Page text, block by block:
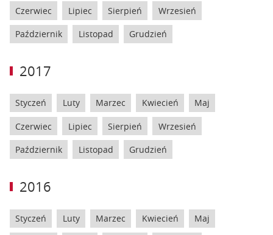
Czerwiec Lipiec Sierpień Wrzesień
Październik Listopad Grudzień
2017
Styczeń Luty Marzec Kwiecień Maj
Czerwiec Lipiec Sierpień Wrzesień
Październik Listopad Grudzień
2016
Styczeń Luty Marzec Kwiecień Maj